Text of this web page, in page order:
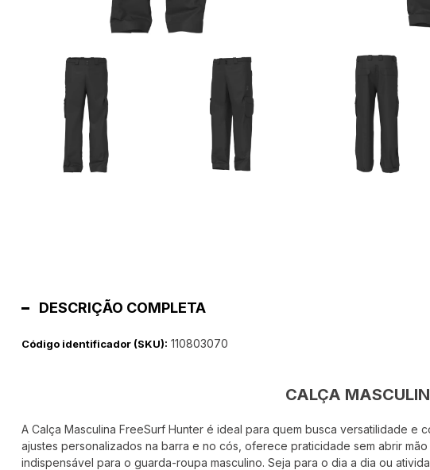
DESCRIÇÃO COMPLETA
Código identificador (SKU): 110803070
CALÇA
A Calça Masculina FreeSurf Hunter é ideal para quem busca versatilidade
ajustes personalizados na barra e no cós, oferece praticidade sem abrir
indispensável para o guarda-roupa masculino. Seja para o dia a dia ou